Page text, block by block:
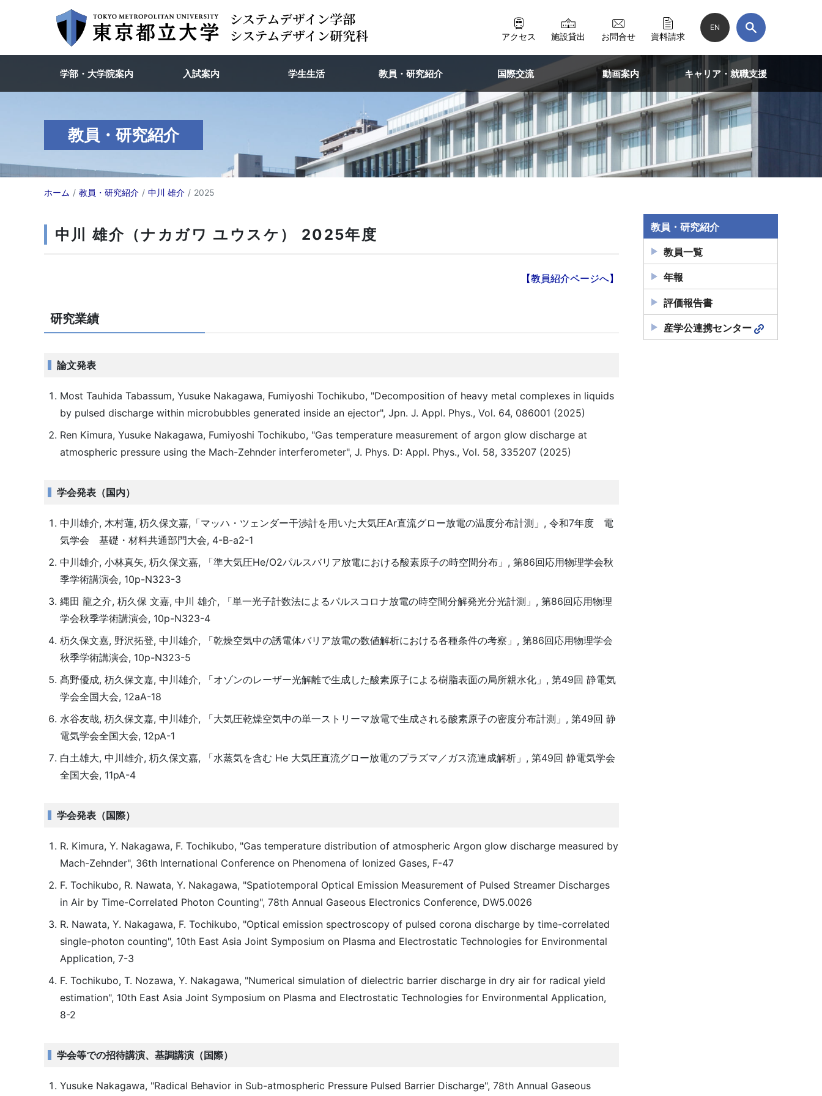
アクセス 施設貸出 お問合せ 資料請求
EN
学部・大学院案内 入試案内 学生生活 教員・研究紹介 国際交流 動画案内 キャリア・就職支援
教員・研究紹介
ホーム 教員・研究紹介 中川 雄介 2025
中川 雄介（ナカガワ ユウスケ） 2025年度
【教員紹介ページへ】
研究業績
論文発表
Most Tauhida Tabassum, Yusuke Nakagawa, Fumiyoshi Tochikubo, "Decomposition of heavy metal complexes in liquids
by pulsed discharge within microbubbles generated inside an ejector", Jpn. J. Appl. Phys., Vol. 64, 086001 (2025)
Ren Kimura, Yusuke Nakagawa, Fumiyoshi Tochikubo, "Gas temperature measurement of argon glow discharge at
atmospheric pressure using the Mach-Zehnder interferometer", J. Phys. D: Appl. Phys., Vol. 58, 335207 (2025)
学会発表（国内）
中川雄介, 木村蓮, 杤久保文嘉,「マッハ・ツェンダー干渉計を用いた大気圧Ar直流グロー放電の温度分布計測」, 令和7年度 電
気学会 基礎・材料共通部門大会, 4-B-a2-1
中川雄介, 小林真矢, 杤久保文嘉, 「準大気圧He/O2パルスバリア放電における酸素原子の時空間分布」, 第86回応用物理学会秋
季学術講演会, 10p-N323-3
縄田 龍之介, 杤久保 文嘉, 中川 雄介, 「単一光子計数法によるパルスコロナ放電の時空間分解発光分光計測」, 第86回応用物理
学会秋季学術講演会, 10p-N323-4
杤久保文嘉, 野沢拓登, 中川雄介, 「乾燥空気中の誘電体バリア放電の数値解析における各種条件の考察」, 第86回応用物理学会
秋季学術講演会, 10p-N323-5
髙野優成, 杤久保文嘉, 中川雄介, 「オゾンのレーザー光解離で生成した酸素原子による樹脂表面の局所親水化」, 第49回 静電気
学会全国大会, 12aA-18
水谷友哉, 杤久保文嘉, 中川雄介, 「大気圧乾燥空気中の単一ストリーマ放電で生成される酸素原子の密度分布計測」, 第49回 静
電気学会全国大会, 12pA-1
白土雄大, 中川雄介, 杤久保文嘉, 「⽔蒸気を含む He ⼤気圧直流グロー放電のプラズマ／ガス流連成解析」, 第49回 静電気学会
全国大会, 11pA-4
学会発表（国際）
R. Kimura, Y. Nakagawa, F. Tochikubo, "Gas temperature distribution of atmospheric Argon glow discharge measured by
Mach-Zehnder", 36th International Conference on Phenomena of Ionized Gases, F-47
F. Tochikubo, R. Nawata, Y. Nakagawa, "Spatiotemporal Optical Emission Measurement of Pulsed Streamer Discharges
in Air by Time-Correlated Photon Counting", 78th Annual Gaseous Electronics Conference, DW5.0026
R. Nawata, Y. Nakagawa, F. Tochikubo, "Optical emission spectroscopy of pulsed corona discharge by time-correlated
single-photon counting", 10th East Asia Joint Symposium on Plasma and Electrostatic Technologies for Environmental
Application, 7-3
F. Tochikubo, T. Nozawa, Y. Nakagawa, "Numerical simulation of dielectric barrier discharge in dry air for radical yield
estimation", 10th East Asia Joint Symposium on Plasma and Electrostatic Technologies for Environmental Application,
8-2
学会等での招待講演、基調講演（国際）
Yusuke Nakagawa, "Radical Behavior in Sub-atmospheric Pressure Pulsed Barrier Discharge", 78th Annual Gaseous
教員・研究紹介
教員一覧
年報
評価報告書
産学公連携センター